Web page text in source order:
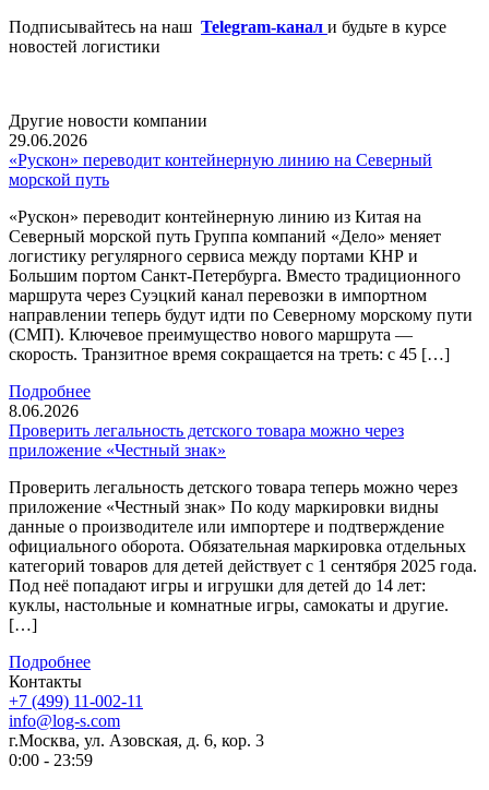
Подписывайтесь на наш Telegram-канал и будьте в курсе
новостей логистики
Другие новости компании
29.06.2026
«Рускон» переводит контейнерную линию на Северный
морской путь
«Рускон» переводит контейнерную линию из Китая на
Северный морской путь Группа компаний «Дело» меняет
логистику регулярного сервиса между портами КНР и
Большим портом Санкт-Петербурга. Вместо традиционного
маршрута через Суэцкий канал перевозки в импортном
направлении теперь будут идти по Северному морскому пути
(СМП). Ключевое преимущество нового маршрута —
скорость. Транзитное время сокращается на треть: с 45 […]
Подробнее
8.06.2026
Проверить легальность детского товара можно через
приложение «Честный знак»
Проверить легальность детского товара теперь можно через
приложение «Честный знак» По коду маркировки видны
данные о производителе или импортере и подтверждение
официального оборота. Обязательная маркировка отдельных
категорий товаров для детей действует с 1 сентября 2025 года.
Под неё попадают игры и игрушки для детей до 14 лет:
куклы, настольные и комнатные игры, самокаты и другие.
[…]
Подробнее
Контакты
+7 (499) 11-002-11
info@log-s.com
г.Москва, ул. Азовская, д. 6, кор. 3
0:00 - 23:59